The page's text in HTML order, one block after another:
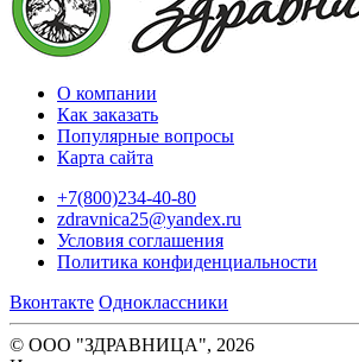
О компании
Как заказать
Популярные вопросы
Карта сайта
+7(800)234-40-80
zdravnica25@yandex.ru
Условия соглашения
Политика конфиденциальности
Вконтакте Одноклассники
© ООО "ЗДРАВНИЦА", 2026